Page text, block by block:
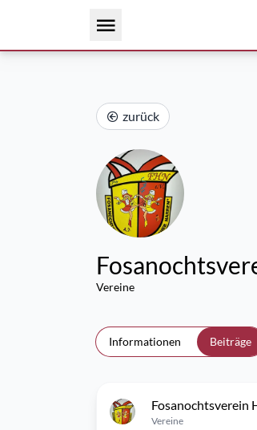
zurück
Vereine
Informationen Beiträge
Fosanochtsverein
Vereine